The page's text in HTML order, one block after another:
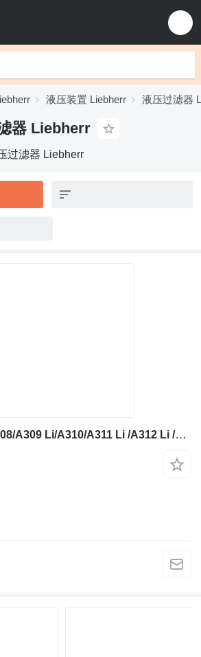
液压装置 Liebherr 液压过滤器
器 Liebherr
过滤器 Liebherr
挖掘机 Liebherr A308/A309 Li/A310/A311 Li /A312 Li /A314 Li 的 液压过滤器 Liebherr Sight Glass 9000575